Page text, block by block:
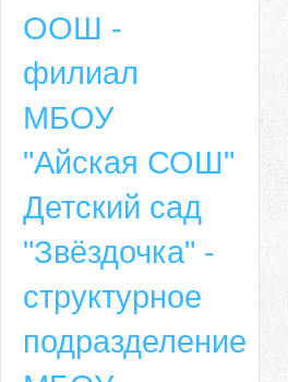
ООШ -
филиал
МБОУ
"Айская СОШ"
Детский сад
"Звёздочка" -
структурное
подразделение